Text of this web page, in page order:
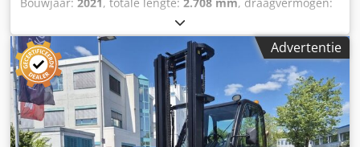
beschikbaar voor deze telescoopheftruck. 3e ventiel,
werklampen achter, werklampen voor, verwarming,
volledig gesloten cabine, airconditioning, draadloze
afstandsbediening, radiografische besturing.
Bouwjaar: 2021, totale lengte: 2.708 mm, draagvermogen:
282 kg, bouwhoogte:
bouwbreedte:830 mm, Kraanarm Dodpfsw A Tmiox Ak
Eock Staat: Direct inzetbaar en volledig functioneel
Technische staat: normaal Beschrijving: Robuuste
oplossing voor het verplaatsen van hangende lasten. Giek
uitgerust met 2 haken om aan diverse behoeften op
bouwplaatsen te voldoen. Aanpasbaar voor alle
toepassingen in het magazijn.
Advertentie